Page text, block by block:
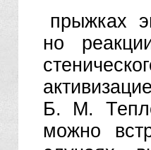
прыжках
но
Б. М.
можно